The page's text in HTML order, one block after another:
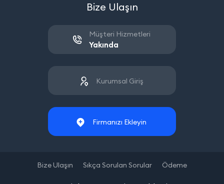
Bize Ulaşın
Müşteri Hizmetleri
Yakında
Kurumsal Giriş
Firmanızı Ekleyin
Bize Ulaşın Sıkça Sorulan Sorular Ödeme